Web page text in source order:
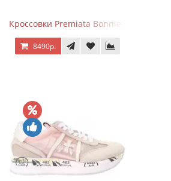
Кроссовки Premiata Bonnie Brick Orange
8490р.